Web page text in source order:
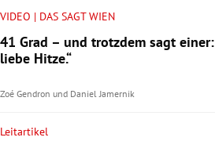
VIDEO | DAS SAGT WIEN
41 Grad – und trotzdem sagt einer:
liebe Hitze.“
Zoé Gendron und Daniel Jamernik
Leitartikel